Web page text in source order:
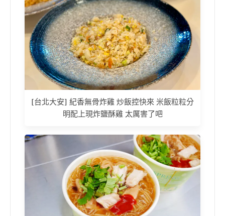
[台北大安] 紀香無骨炸雞 炒飯控快來 米飯粒粒分
明配上現炸鹽酥雞 太厲害了吧